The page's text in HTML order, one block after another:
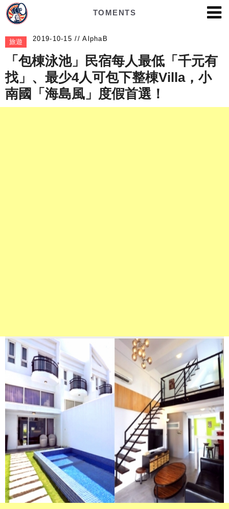
TOMENTS
旅遊 AlphaB
「包棟泳池」民宿每人最低「千元有
找」、最少4人可包下整棟Villa，小
南國「海島風」度假首選！